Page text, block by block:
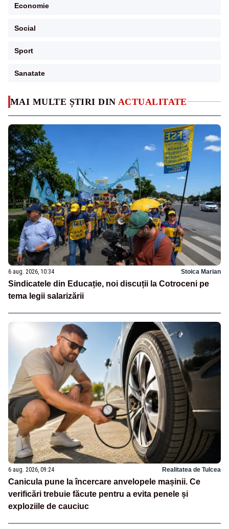
MAI MULTE ȘTIRI DIN ACTUALITATE
6 aug. 2026, 10:34 Stoica Marian
Sindicatele din Educație, noi discuții la Cotroceni pe
tema legii salarizării
6 aug. 2026, 09:24 Realitatea de Tulcea
Canicula pune la încercare anvelopele mașinii. Ce
verificări trebuie făcute pentru a evita penele și
exploziile de cauciuc
Economie
Social
Sport
Sanatate